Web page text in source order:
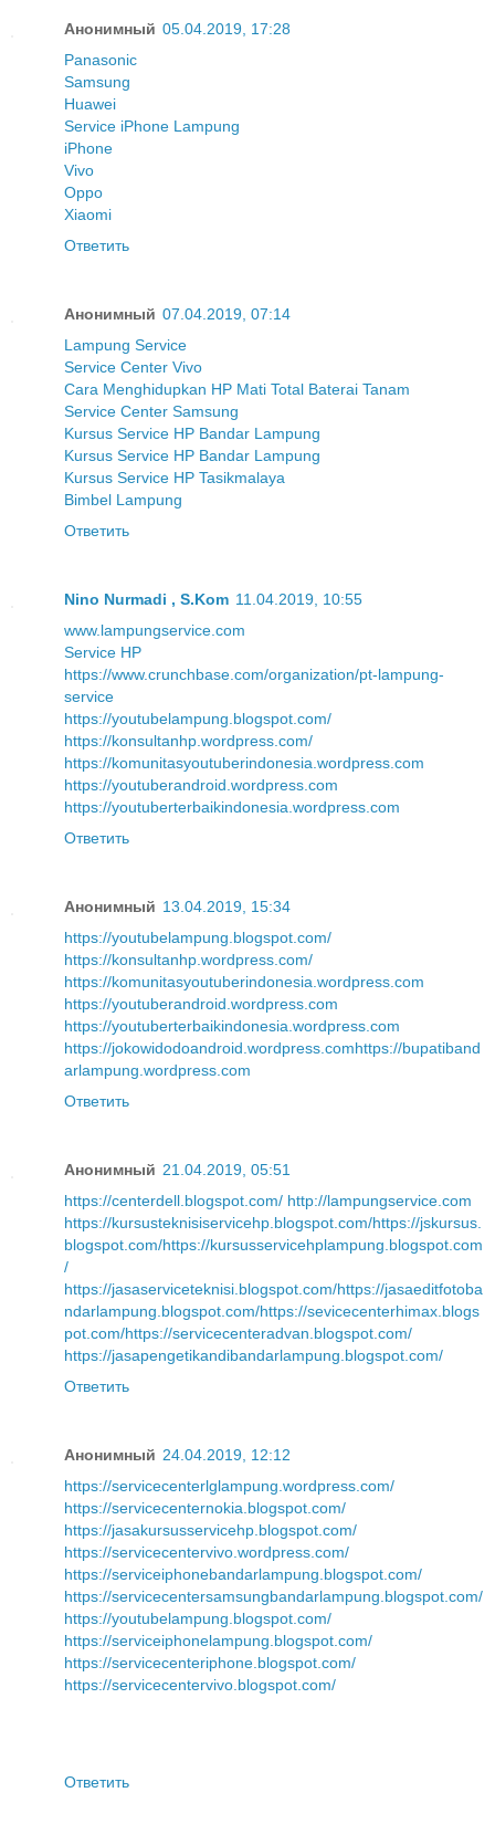
Анонимный 05.04.2019, 17:28
Panasonic
Samsung
Huawei
Service iPhone Lampung
iPhone
Vivo
Oppo
Xiaomi
Ответить
Анонимный 07.04.2019, 07:14
Lampung Service
Service Center Vivo
Cara Menghidupkan HP Mati Total Baterai Tanam
Service Center Samsung
Kursus Service HP Bandar Lampung
Kursus Service HP Bandar Lampung
Kursus Service HP Tasikmalaya
Bimbel Lampung
Ответить
Nino Nurmadi , S.Kom 11.04.2019, 10:55
www.lampungservice.com
Service HP
https://www.crunchbase.com/organization/pt-lampung-
service
https://youtubelampung.blogspot.com/
https://konsultanhp.wordpress.com/
https://komunitasyoutuberindonesia.wordpress.com
https://youtuberandroid.wordpress.com
https://youtuberterbaikindonesia.wordpress.com
Ответить
Анонимный 13.04.2019, 15:34
https://youtubelampung.blogspot.com/
https://konsultanhp.wordpress.com/
https://komunitasyoutuberindonesia.wordpress.com
https://youtuberandroid.wordpress.com
https://youtuberterbaikindonesia.wordpress.com
https://jokowidodoandroid.wordpress.comhttps://bupatiband
arlampung.wordpress.com
Ответить
Анонимный 21.04.2019, 05:51
https://centerdell.blogspot.com/ http://lampungservice.com
https://kursusteknisiservicehp.blogspot.com/https://jskursus.
blogspot.com/https://kursusservicehplampung.blogspot.com
/
https://jasaserviceteknisi.blogspot.com/https://jasaeditfotoba
ndarlampung.blogspot.com/https://sevicecenterhimax.blogs
pot.com/https://servicecenteradvan.blogspot.com/
https://jasapengetikandibandarlampung.blogspot.com/
Ответить
Анонимный 24.04.2019, 12:12
https://servicecenterlglampung.wordpress.com/
https://servicecenternokia.blogspot.com/
https://jasakursusservicehp.blogspot.com/
https://servicecentervivo.wordpress.com/
https://serviceiphonebandarlampung.blogspot.com/
https://servicecentersamsungbandarlampung.blogspot.com/
https://youtubelampung.blogspot.com/
https://serviceiphonelampung.blogspot.com/
https://servicecenteriphone.blogspot.com/
https://servicecentervivo.blogspot.com/
Ответить